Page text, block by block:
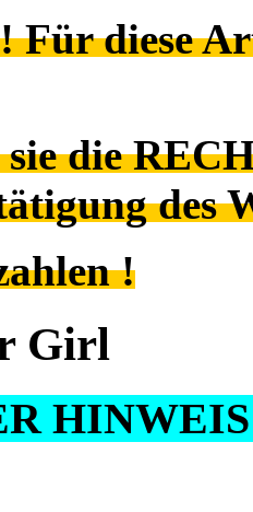
Für diese
die
des
!
Girl
HINWEIS